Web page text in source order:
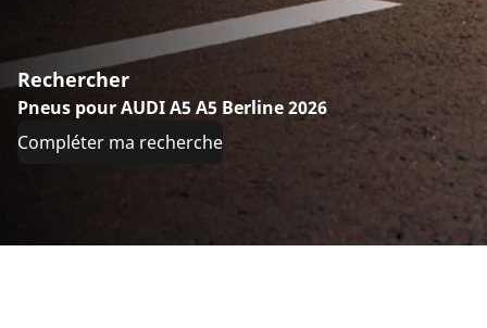
Rechercher
Pneus pour AUDI A5 A5 Berline 2026
Compléter ma recherche